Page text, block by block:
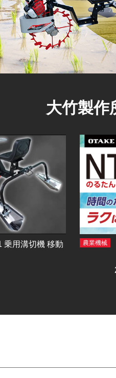
大竹製作
乗用溝切機 移動
農業機械